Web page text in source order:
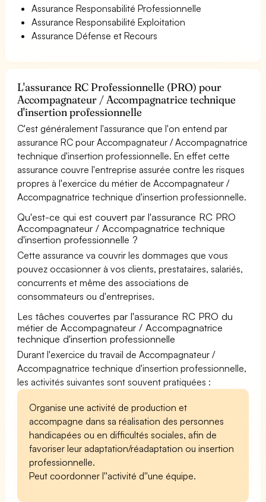
Assurance Responsabilité Professionnelle
Assurance Responsabilité Exploitation
Assurance Défense et Recours
L'assurance RC Professionnelle (PRO) pour
Accompagnateur / Accompagnatrice technique
d'insertion professionnelle
C'est généralement l'assurance que l'on entend par
assurance RC pour Accompagnateur / Accompagnatrice
technique d'insertion professionnelle. En effet cette
assurance couvre l'entreprise assurée contre les risques
propres à l'exercice du métier de Accompagnateur /
Accompagnatrice technique d'insertion professionnelle.
Qu'est-ce qui est couvert par l'assurance RC PRO
Accompagnateur / Accompagnatrice technique
d'insertion professionnelle ?
Cette assurance va couvrir les dommages que vous
pouvez occasionner à vos clients, prestataires, salariés,
concurrents et même des associations de
consommateurs ou d'entreprises.
Les tâches couvertes par l'assurance RC PRO du
métier de Accompagnateur / Accompagnatrice
technique d'insertion professionnelle
Durant l'exercice du travail de Accompagnateur /
Accompagnatrice technique d'insertion professionnelle,
les activités suivantes sont souvent pratiquées :
Organise une activité de production et
accompagne dans sa réalisation des personnes
handicapées ou en difficultés sociales, afin de
favoriser leur adaptation/réadaptation ou insertion
professionnelle.
Peut coordonner l''activité d''une équipe.